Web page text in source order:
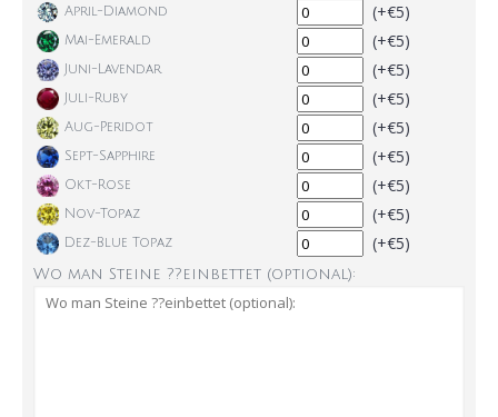
April-Diamond (+€5)
Mai-Emerald (+€5)
Juni-Lavendar (+€5)
Juli-Ruby (+€5)
Aug-Peridot (+€5)
Sept-Sapphire (+€5)
Okt-Rose (+€5)
Nov-Topaz (+€5)
Dez-Blue Topaz (+€5)
Wo man Steine ??einbettet (optional):